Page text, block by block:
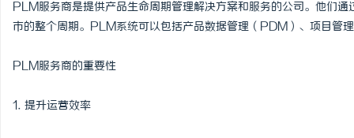
PLM服务商是提供产品生命周期管理解决方案和服务的公司。他们
市的整个周期。PLM系统可以包括产品数据管理（PDM）、项目管
PLM服务商的重要性
1. 提升运营效率